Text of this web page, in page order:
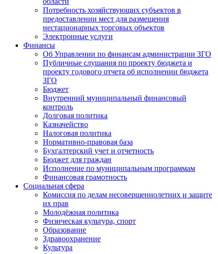
Потребность хозяйствующих субъектов в
предоставлении мест для размещения
нестационарных торговых объектов
Электронные услуги
Финансы
Об Управлении по финансам администрации ЗГО
Публичные слушания по проекту бюджета и
проекту годового отчета об исполнении бюджета
ЗГО
Бюджет
Внутренний муниципальный финансовый
контроль
Долговая политика
Казначейство
Налоговая политика
Нормативно-правовая база
Бухгалтерский учет и отчетность
Бюджет для граждан
Исполнение по муниципальным программам
Финансовая грамотность
Социальная сфера
Комиссия по делам несовершеннолетних и защите
их прав
Молодёжная политика
Физическая культура, спорт
Образование
Здравоохранение
Культура